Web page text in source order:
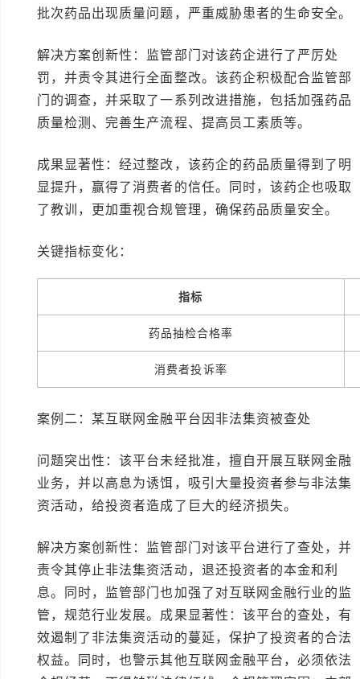
批次药品出现质量问题，严重威胁患者的生命安全。
解决方案创新性：监管部门对该药企进行了严厉处
罚，并责令其进行全面整改。该药企积极配合监管部
门的调查，并采取了一系列改进措施，包括加强药品
质量检测、完善生产流程、提高员工素质等。
成果显著性：经过整改，该药企的药品质量得到了明
显提升，赢得了消费者的信任。同时，该药企也吸取
了教训，更加重视合规管理，确保药品质量安全。
关键指标变化：
指标
药品抽检合格率
消费者投诉率
案例二：某互联网金融平台因非法集资被查处
问题突出性：该平台未经批准，擅自开展互联网金融
业务，并以高息为诱饵，吸引大量投资者参与非法集
资活动，给投资者造成了巨大的经济损失。
解决方案创新性：监管部门对该平台进行了查处，并
责令其停止非法集资活动，退还投资者的本金和利
息。同时，监管部门也加强了对互联网金融行业的监
管，规范行业发展。成果显著性：该平台的查处，有
效遏制了非法集资活动的蔓延，保护了投资者的合法
权益。同时，也警示其他互联网金融平台，必须依法